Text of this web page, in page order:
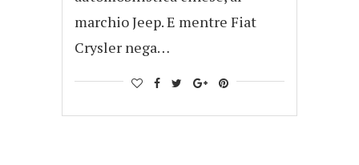
marchio Jeep. E mentre Fiat
Crysler nega…